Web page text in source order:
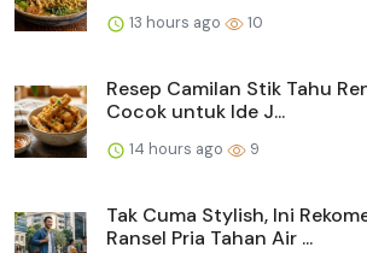
13 hours ago 10
Resep Camilan Stik Tahu
Cocok untuk Ide J...
14 hours ago 9
Tak Cuma Stylish, Ini
Ransel Pria Tahan Air ...